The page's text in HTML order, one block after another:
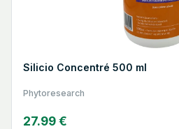
Silicio Concentré 500 ml
Phytoresearch
27.99 €